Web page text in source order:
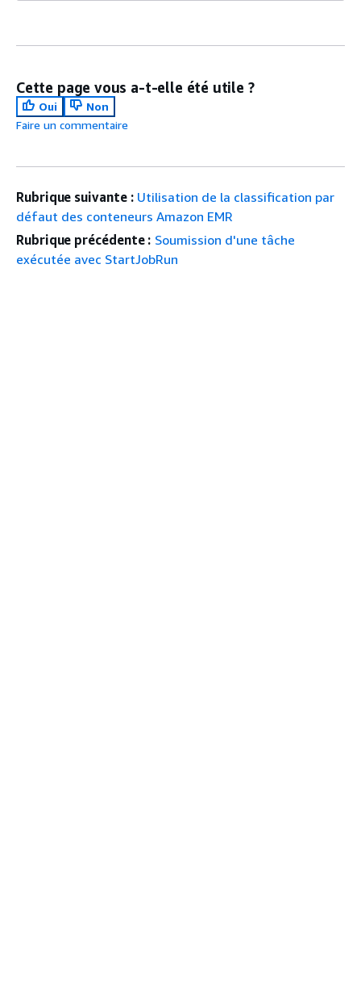
Cette page vous a-t-elle été utile ?
Oui
Non
Faire un commentaire
Rubrique suivante : Utilisation de la classification par
défaut des conteneurs Amazon EMR
Rubrique précédente : Soumission d'une tâche
exécutée avec StartJobRun